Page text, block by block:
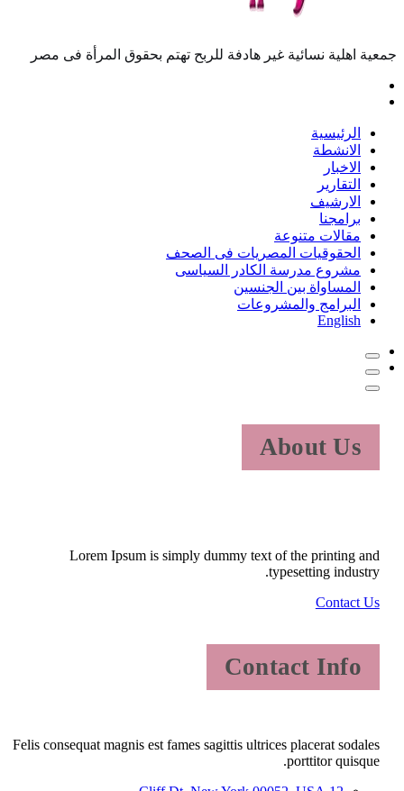
جمعية اهلية نسائية غير هادفة للربح تهتم بحقوق المرأة فى مصر
الرئيسية
الانشطة
الاخبار
التقارير
الارشيف
برامجنا
مقالات متنوعة
الحقوقيات المصريات فى الصحف
مشروع مدرسة الكادر السياسى
المساواة بين الجنسين
البرامج والمشروعات
English
About Us
Lorem Ipsum is simply dummy text of the printing and
typesetting industry.
Contact Us
Contact Info
Felis consequat magnis est fames sagittis ultrices placerat sodales
porttitor quisque.